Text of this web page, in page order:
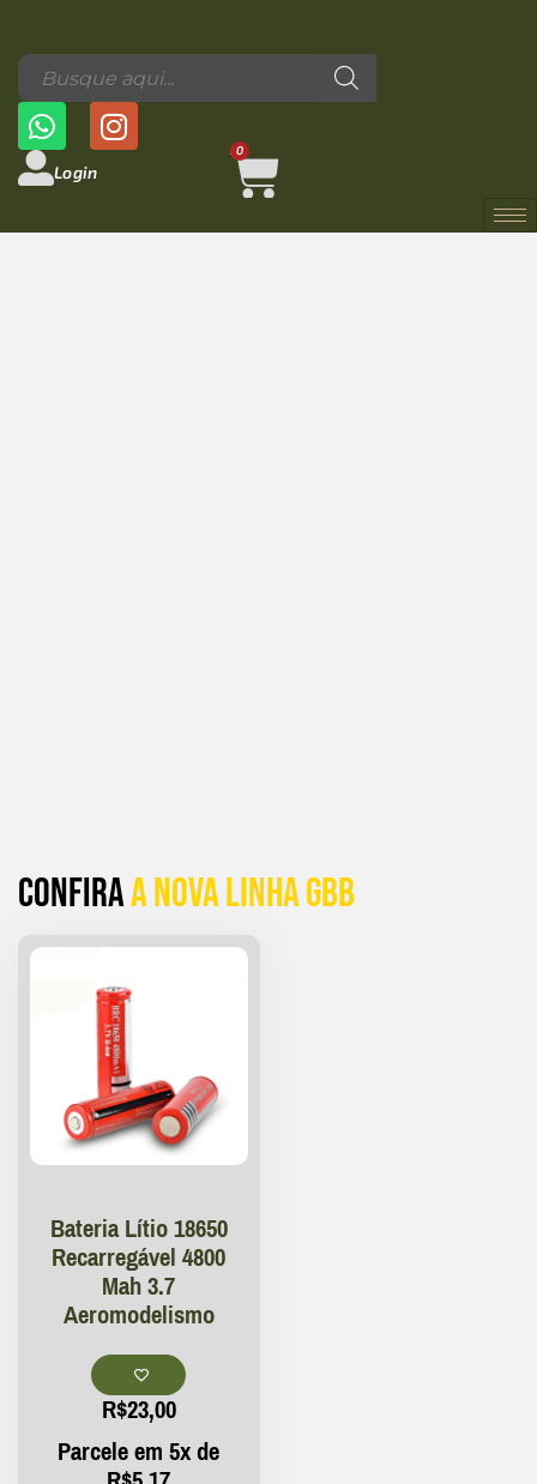
Login
0
Confiraa Nova linha GBB
Bateria Lítio 18650
Recarregável 4800
Mah 3.7
Aeromodelismo
R$23,00
Parcele em 5x de